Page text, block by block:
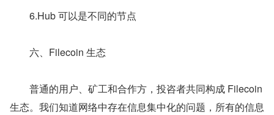
6.Hub 可以是不同的节点
六、Filecoin 生态
普通的用户、矿工和合作方，投咨者共同构成 Filecoin
生态。我们知道网络中存在信息集中化的问题，所有的信息